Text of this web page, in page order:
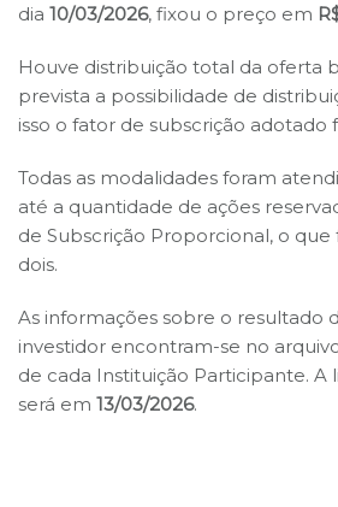
dia 10/03/2026, fixou o preço em
Houve distribuição total da oferta
prevista a possibilidade de
isso o fator de subscrição adotado
Todas as modalidades foram
até a quantidade de ações
de Subscrição Proporcional, o
dois.
As informações sobre o resultado
investidor encontram-se no arquivo
de cada Instituição Participante. A
será em 13/03/2026.